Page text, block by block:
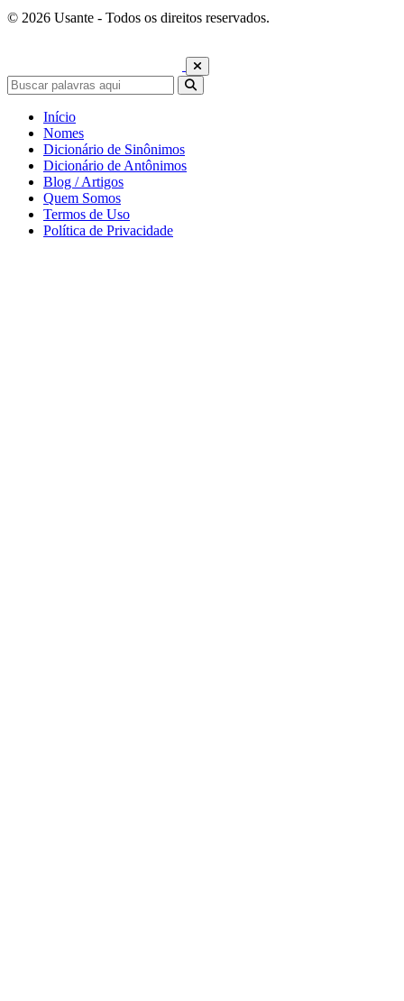
© 2026 Usante - Todos os direitos reservados.
Início
Nomes
Dicionário de Sinônimos
Dicionário de Antônimos
Blog / Artigos
Quem Somos
Termos de Uso
Política de Privacidade